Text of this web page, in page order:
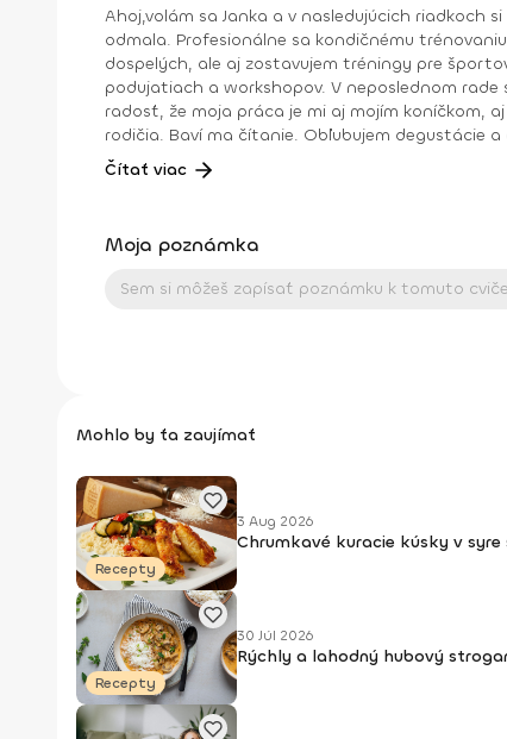
Ahoj,volám sa Janka a v nasledujúcich riadkoch
odmala. Profesionálne sa kondičnému trénovaniu venujem už 16 rokov. Trenujem rôzne skupinové i individuálne formy cvičení. Podieľam sa na športovej príprave detí a
dospelých, ale aj zostavujem tréningy pre športovcov. Pravidelne pre fitshaker už 9 rokov natáčam online tréningy. Zúčastňujem sa ako trénerka na
podujatiach a workshopov. V neposlednom rade som sa našla v rehabilitáciách, relaxačných a dýchacích technikách alebo myofasciálnych masážach. Mám obrovskú
radosť, že moja práca je mi aj mojím koníčkom, aj keď skĺbiť
rodičia. Baví ma čítanie. Obľubujem degustácie a dobré, chutne pripravené jedlá pri príjemnom posedení s najbližšími priateľmi a rodinkou. Príjemny relax som si nájdem v
saunovaní. Cez víkendy s malým synom jazdíme na bicykli alebo spoznávame a
mamina a aktívna žena, ktorá miluje svoju rodinu a taký trošku bláznivý život, aký má. Čo o
Čítať viac
Moja poznámka
Mohlo by ťa zaujímať
Recepty
3 Aug 2026
Chrumkavé kuracie kúsky v
Recepty
30 Júl 2026
Rýchly a lahodný hubový